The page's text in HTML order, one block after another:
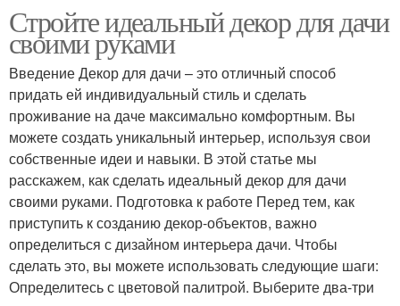
Стройте идеальный декор для дачи
своими руками
Введение Декор для дачи – это отличный способ
придать ей индивидуальный стиль и сделать
проживание на даче максимально комфортным. Вы
можете создать уникальный интерьер, используя свои
собственные идеи и навыки. В этой статье мы
расскажем, как сделать идеальный декор для дачи
своими руками. Подготовка к работе Перед тем, как
приступить к созданию декор-объектов, важно
определиться с дизайном интерьера дачи. Чтобы
сделать это, вы можете использовать следующие шаги:
Определитесь с цветовой палитрой. Выберите два-три